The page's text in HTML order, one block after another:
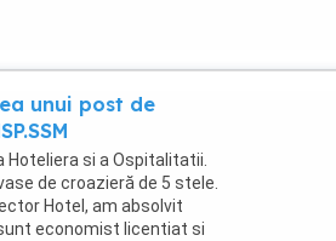
unui post de
Hoteliera si a Ospitalitatii.
de croazieră de 5 stele.
Hotel, am absolvit
economist licentiat si